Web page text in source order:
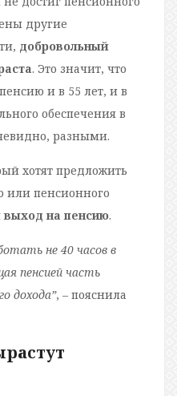
другие
добровольный
. Это значит, что
и в 55 лет, и в
обеспечения в
разными.
хотят предложить
или пенсионного
выход на пенсию.
не 40 часов в
пенсией часть
дохода”, – пояснила